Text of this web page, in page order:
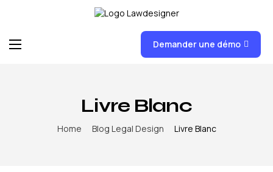
Demander une démo
Livre Blanc
Home Blog Legal Design Livre Blanc